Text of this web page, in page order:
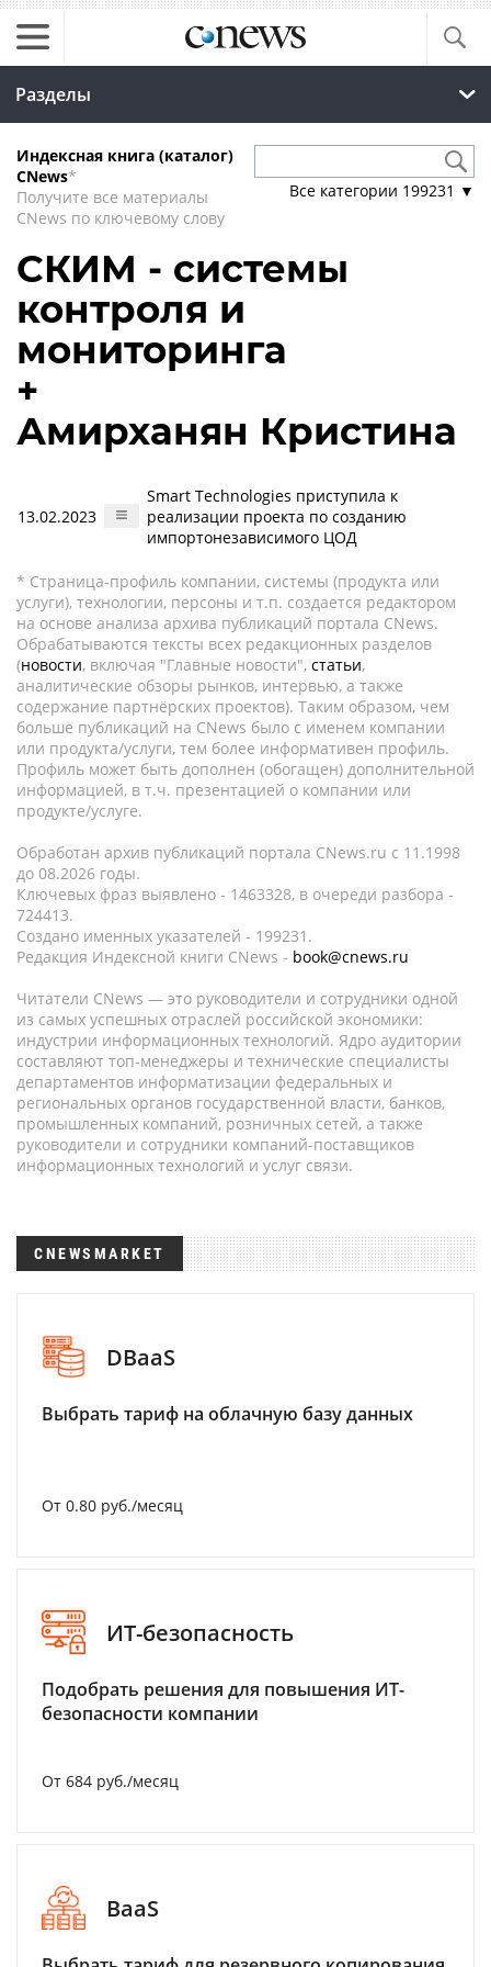
Разделы
Индексная книга (каталог)
CNews*
Получите все материалы
CNews по ключевому слову
Все категории 199231 ▼
СКИМ - системы
контроля и
мониторинга
+
Амирханян Кристина
13.02.2023
Smart Technologies приступила к
реализации проекта по созданию
импортонезависимого ЦОД
* Страница-профиль компании, системы (продукта или
услуги), технологии, персоны и т.п. создается редактором
на основе анализа архива публикаций портала CNews.
Обрабатываются тексты всех редакционных разделов
(новости, включая "Главные новости", статьи,
аналитические обзоры рынков, интервью, а также
содержание партнёрских проектов). Таким образом, чем
больше публикаций на CNews было с именем компании
или продукта/услуги, тем более информативен профиль.
Профиль может быть дополнен (обогащен) дополнительной
информацией, в т.ч. презентацией о компании или
продукте/услуге.
Обработан архив публикаций портала CNews.ru c 11.1998
до 08.2026 годы.
Ключевых фраз выявлено - 1463328, в очереди разбора -
724413.
Создано именных указателей - 199231.
Редакция Индексной книги CNews - book@cnews.ru
Читатели CNews — это руководители и сотрудники одной
из самых успешных отраслей российской экономики:
индустрии информационных технологий. Ядро аудитории
составляют топ-менеджеры и технические специалисты
департаментов информатизации федеральных и
региональных органов государственной власти, банков,
промышленных компаний, розничных сетей, а также
руководители и сотрудники компаний-поставщиков
информационных технологий и услуг связи.
CNEWSMARKET
DBaaS
Выбрать тариф на облачную базу данных
От 0.80 руб./месяц
ИТ-безопасность
Подобрать решения для повышения ИТ-
безопасности компании
От 684 руб./месяц
BaaS